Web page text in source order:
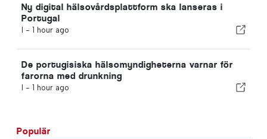
Ny digital hälsovårdsplattform ska lanseras i
Portugal
I - 1 hour ago
De portugisiska hälsomyndigheterna varnar för
farorna med drunkning
I - 1 hour ago
Populär